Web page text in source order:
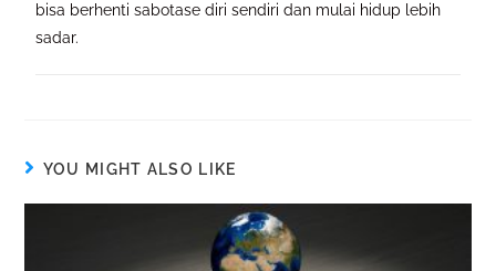
bisa berhenti sabotase diri sendiri dan mulai hidup lebih
sadar.
YOU MIGHT ALSO LIKE